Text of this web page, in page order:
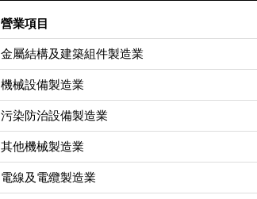
營業項目
金屬結構及建築組件製造業
機械設備製造業
污染防治設備製造業
其他機械製造業
電線及電纜製造業